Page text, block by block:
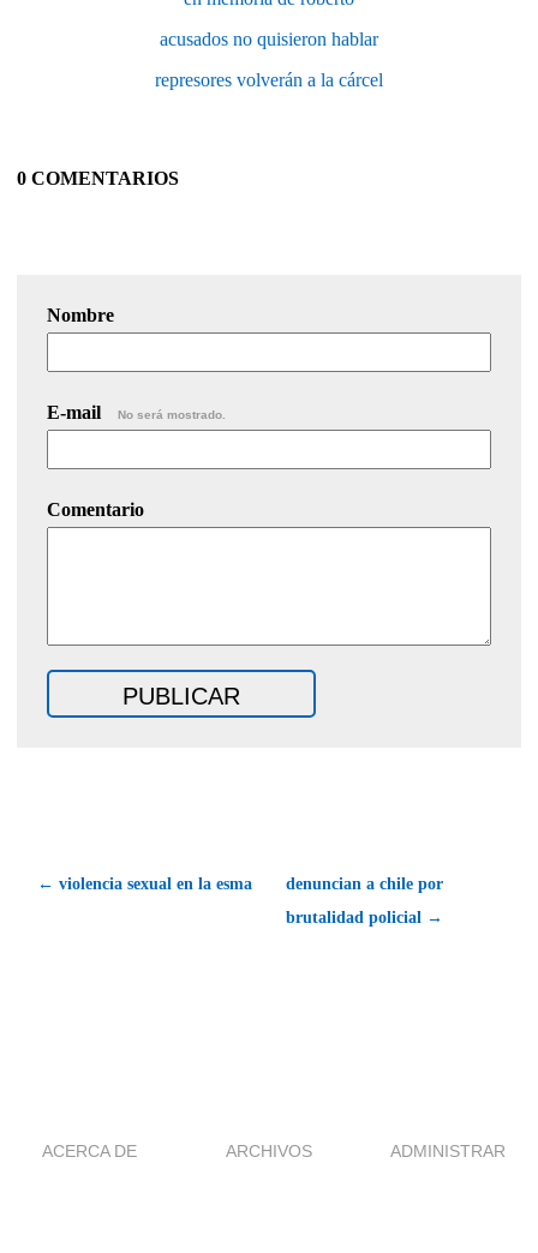
acusados no quisieron hablar
represores volverán a la cárcel
0 COMENTARIOS
Nombre
E-mail No será mostrado.
Comentario
← violencia sexual en la esma
denuncian a chile por
brutalidad policial →
ACERCA DE ARCHIVOS ADMINISTRAR